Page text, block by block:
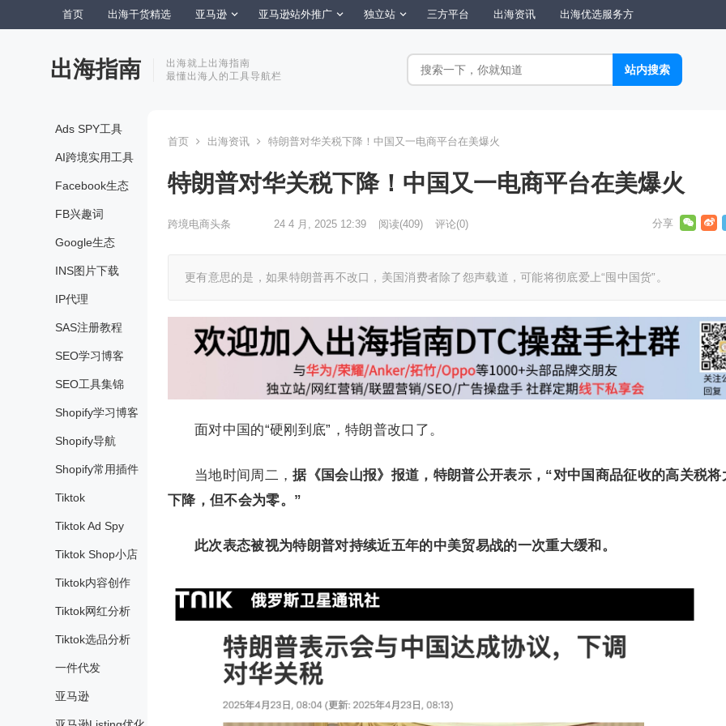
首页 出海干货精选 亚马逊 亚马逊站外推广 独立站 三方平台 出海资讯 出海优选服务方
出海指南
出海就上出海指南
最懂出海人的工具导航栏
Ads SPY工具
AI跨境实用工具
Facebook生态
FB兴趣词
Google生态
INS图片下载
IP代理
SAS注册教程
SEO学习博客
SEO工具集锦
Shopify学习博客
Shopify导航
Shopify常用插件
Tiktok
Tiktok Ad Spy
Tiktok Shop小店
Tiktok内容创作
Tiktok网红分析
Tiktok选品分析
一件代发
亚马逊
首页 出海资讯 特朗普对华关税下降！中国又一电商平台在美爆火
特朗普对华关税下降！中国又一电商平台在美爆火
跨境电商头条 24 4 月, 2025 12:39 阅读(409) 评论(0)
更有意思的是，如果特朗普再不改口，美国消费者除了怨声载道，可能将彻底爱上“囤中国货”。
面对中国的“硬刚到底”，特朗普改口了。
当地时间周二，据《国会山报》报道， 特朗普公开表示，“对中国商品征收的高关税将
下降，但不会为零。”
此次表态被视为特朗普对持续近五年的中美贸易战的一次重大缓和。